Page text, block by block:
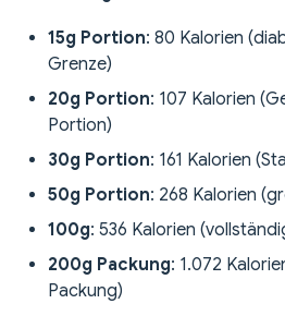
15g Portion: 80 Kalorien
Grenze)
20g Portion: 107 Kalorien
Portion)
30g Portion: 161 Kalorien
50g Portion: 268 Kalorien
100g: 536 Kalorien
200g Packung: 1.072
Packung)